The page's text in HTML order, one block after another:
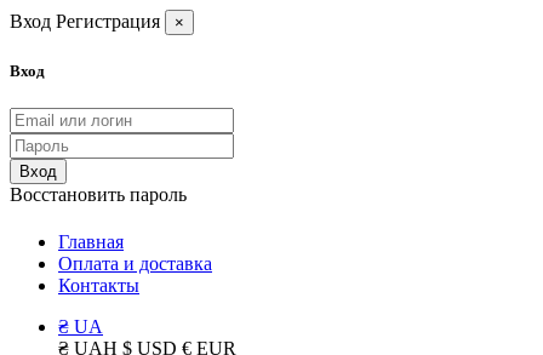
Вход Регистрация ×
Вход
Вход
Восстановить пароль
Главная
Оплата и доставка
Контакты
₴ UA
₴ UAH $ USD € EUR